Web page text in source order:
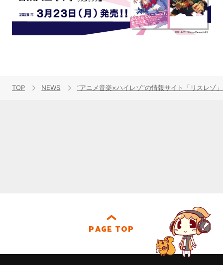
TOP NEWS “アニメ音楽×ハイレゾ”の情報サイト「リスレゾ
PAGE TOP